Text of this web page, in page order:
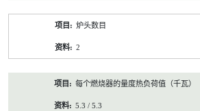
炉头数目
2
每个燃烧器的量度热负荷值（千瓦）
5.3 / 5.3